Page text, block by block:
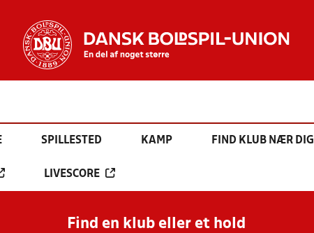
SPILLESTED KAMP FIND KLUB NÆR DIG
LIVESCORE
Find en klub eller et hold